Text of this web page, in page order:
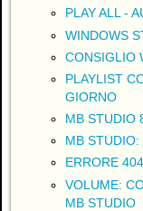
PLAY ALL -
WINDOWS
CONSIGLIO
PLAYLIST
GIORNO
MB STUDIO
MB STUDIO:
ERRORE
VOLUME:
MB STUDIO